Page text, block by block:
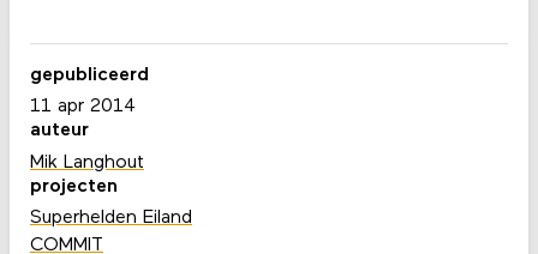
gepubliceerd
11 apr 2014
auteur
Mik Langhout
projecten
Superhelden Eiland
COMMIT